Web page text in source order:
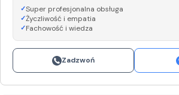
Super profesjonalna obsługa
Życzliwość i empatia
Fachowość i wiedza
Zadzwoń